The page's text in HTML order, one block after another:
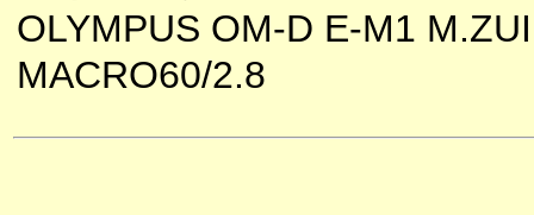
OLYMPUS OM-D E-M1
MACRO60/2.8